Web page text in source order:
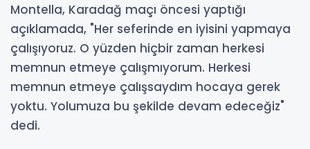
Montella, Karadağ maçı öncesi yaptığı
açıklamada, "Her seferinde en iyisini yapmaya
çalışıyoruz. O yüzden hiçbir zaman herkesi
memnun etmeye çalışmıyorum. Herkesi
memnun etmeye çalışsaydım hocaya gerek
yoktu. Yolumuza bu şekilde devam edeceğiz"
dedi.